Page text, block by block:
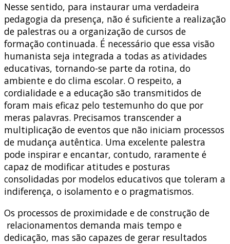
Nesse sentido, para instaurar uma verdadeira
pedagogia da presença, não é suficiente a realização
de palestras ou a organização de cursos de
formação continuada. É necessário que essa visão
humanista seja integrada a todas as atividades
educativas, tornando-se parte da rotina, do
ambiente e do clima escolar. O respeito, a
cordialidade e a educação são transmitidos de
foram mais eficaz pelo testemunho do que por
meras palavras. Precisamos transcender a
multiplicação de eventos que não iniciam processos
de mudança autêntica. Uma excelente palestra
pode inspirar e encantar, contudo, raramente é
capaz de modificar atitudes e posturas
consolidadas por modelos educativos que toleram a
indiferença, o isolamento e o pragmatismos.
Os processos de proximidade e de construção de
relacionamentos demanda mais tempo e
dedicação, mas são capazes de gerar resultados